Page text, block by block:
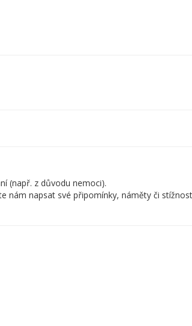
(např. z důvodu nemoci).
nám napsat své připomínky, náměty či